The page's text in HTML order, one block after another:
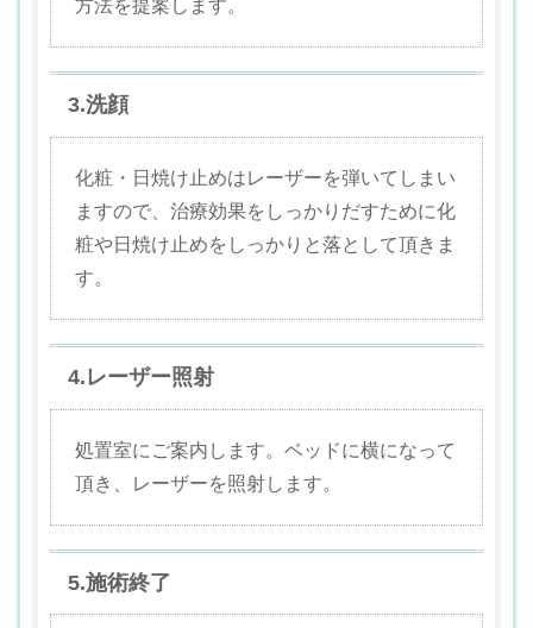
方法を提案します。
3.洗顔
化粧・日焼け止めはレーザーを弾いてしまい
ますので、治療効果をしっかりだすために化
粧や日焼け止めをしっかりと落として頂きま
す。
4.レーザー照射
処置室にご案内します。ベッドに横になって
頂き、レーザーを照射します。
5.施術終了